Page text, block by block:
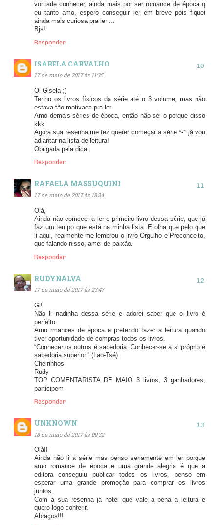
vontade conhecer, ainda mais por ser romance de época q
eu tanto amo, espero conseguir ler em breve pois fiquei
ainda mais curiosa pra ler ...
Bjs!
Responder
ISABELA CARVALHO
17 de maio de 2017 às 11:35
Oi Gisela ;)
Tenho os livros físicos da série até o 3 volume, mas não
estava tão motivada pra ler.
Amo demais séries de época, então não sei o porque disso
kkk
Agora sua resenha me fez querer começar a série *-* já vou
adiantar na lista de leitura!
Obrigada pela dica!
Responder
RAFAELA MASSUQUINI
17 de maio de 2017 às 18:34
Olá,
Ainda não comecei a ler o primeiro livro dessa série, que já
faz um tempo que está na minha lista. E olha que pelo que
li aqui, realmente me lembrou o livro Orgulho e Preconceito,
que falando nisso, amei de paixão.
Responder
RUDYNALVA
17 de maio de 2017 às 23:47
Gi!
Não li nadinha dessa série e adorei saber que o livro é
perfeito.
Amo rmances de época e pretendo fazer a leitura quando
tiver oportunidade de compras todos os livros.
“Conhecer os outros é sabedoria. Conhecer-se a si próprio é
sabedoria superior.” (Lao-Tsé)
Cheirinhos
Rudy
TOP COMENTARISTA DE MAIO 3 livros, 3 ganhadores,
participem
Responder
UNKNOWN
18 de maio de 2017 às 09:32
Olá!!
Ainda não li a série mas penso seriamente em ler porque
amo romance de época e uma grande alegria é que a
editora conseguiu publicar todos os livros, penso em
esperar uma grande promoção para comprar os livros
juntos.
Com a sua resenha já notei que vale a pena a leitura e
quero logo conferir.
Abraços!!!